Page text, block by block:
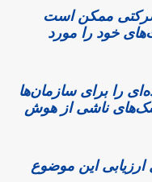
ممکن است
خود را مورد
را برای سازمان‌ها
ناشی از هوش
این موضوع